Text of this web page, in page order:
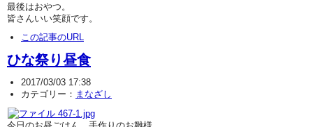
最後はおやつ。
皆さんいい笑顔です。
この記事のURL
ひな祭り昼食
2017/03/03 17:38
カテゴリー： まなざし